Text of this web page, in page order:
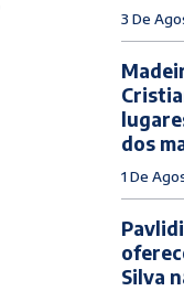
3 De
dos
1 De
Silva